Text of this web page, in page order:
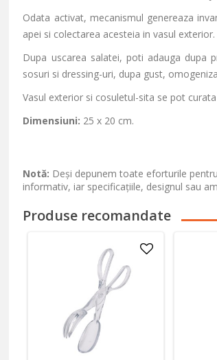
Odata activat, mecanismul genereaza
apei si colectarea acesteia in vasul exterior.
Dupa uscarea salatei, poti adauga dupa
sosuri si dressing-uri, dupa gust,
Vasul exterior si cosuletul-sita se pot
Dimensiuni: 25 x 20 cm.
Notă: Deși depunem toate eforturile
informativ, iar specificațiile, designul sau
Produse recomandate